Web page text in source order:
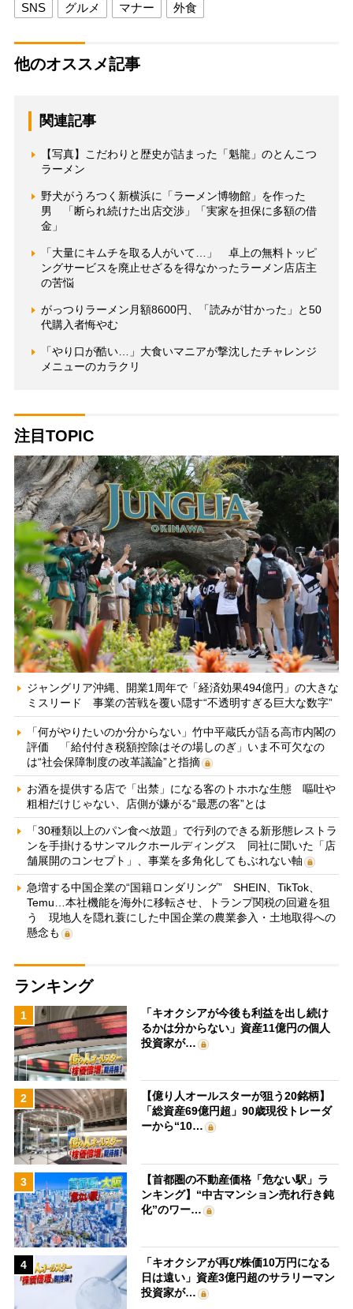
SNS グルメ マナー 外食
他のオススメ記事
関連記事
【写真】こだわりと歴史が詰まった「魁龍」のとんこつ
ラーメン
野犬がうろつく新横浜に「ラーメン博物館」を作った
男 「断られ続けた出店交渉」「実家を担保に多額の借
金」
「大量にキムチを取る人がいて…」 卓上の無料トッピ
ングサービスを廃止せざるを得なかったラーメン店店主
の苦悩
がっつりラーメン月額8600円、「読みが甘かった」と50
代購入者悔やむ
「やり口が酷い…」大食いマニアが撃沈したチャレンジ
メニューのカラクリ
注目TOPIC
ジャングリア沖縄、開業1周年で「経済効果494億円」の大きな
ミスリード 事業の苦戦を覆い隠す“不透明すぎる巨大な数字”
「何がやりたいのか分からない」竹中平蔵氏が語る高市内閣の
評価 「給付付き税額控除はその場しのぎ」いま不可欠なの
は“社会保障制度の改革議論”と指摘
お酒を提供する店で「出禁」になる客のトホホな生態 嘔吐や
粗相だけじゃない、店側が嫌がる“最悪の客”とは
「30種類以上のパン食べ放題」で行列のできる新形態レストラ
ンを手掛けるサンマルクホールディングス 同社に聞いた「店
舗展開のコンセプト」、事業を多角化してもぶれない軸
急増する中国企業の“国籍ロンダリング” SHEIN、TikTok、
Temu…本社機能を海外に移転させ、トランプ関税の回避を狙
う 現地人を隠れ蓑にした中国企業の農業参入・土地取得への
懸念も
ランキング
1
「キオクシアが今後も利益を出し続け
るかは分からない」資産11億円の個人
投資家が…
2
【億り人オールスターが狙う20銘柄】
「総資産69億円超」90歳現役トレーダ
ーから“10…
3
【首都圏の不動産価格「危ない駅」ラ
ンキング】“中古マンション売れ行き鈍
化”のワー…
4
「キオクシアが再び株価10万円になる
日は遠い」資産3億円超のサラリーマン
投資家が…